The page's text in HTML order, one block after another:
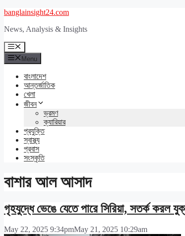
Skip
content
banglainsight24.com
News, Analysis & Insights
Menu
Menu
বাংলাদেশ
আন্তর্জাতিক
খেলা
জীবন
ভ্রমণ
ক্যারিয়ার
প্রযুক্তি
স্বাস্থ্য
প্রবাস
সংস্কৃতি
বাশার আল আসাদ
গৃহযুদ্ধে ভেঙে যেতে পারে সিরিয়া, সতর্ক করল
May 22, 2025 9:34pmMay 21, 2025 10:29am